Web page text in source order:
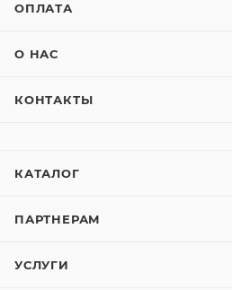
ОПЛАТА
О НАС
КОНТАКТЫ
КАТАЛОГ
ПАРТНЕРАМ
УСЛУГИ